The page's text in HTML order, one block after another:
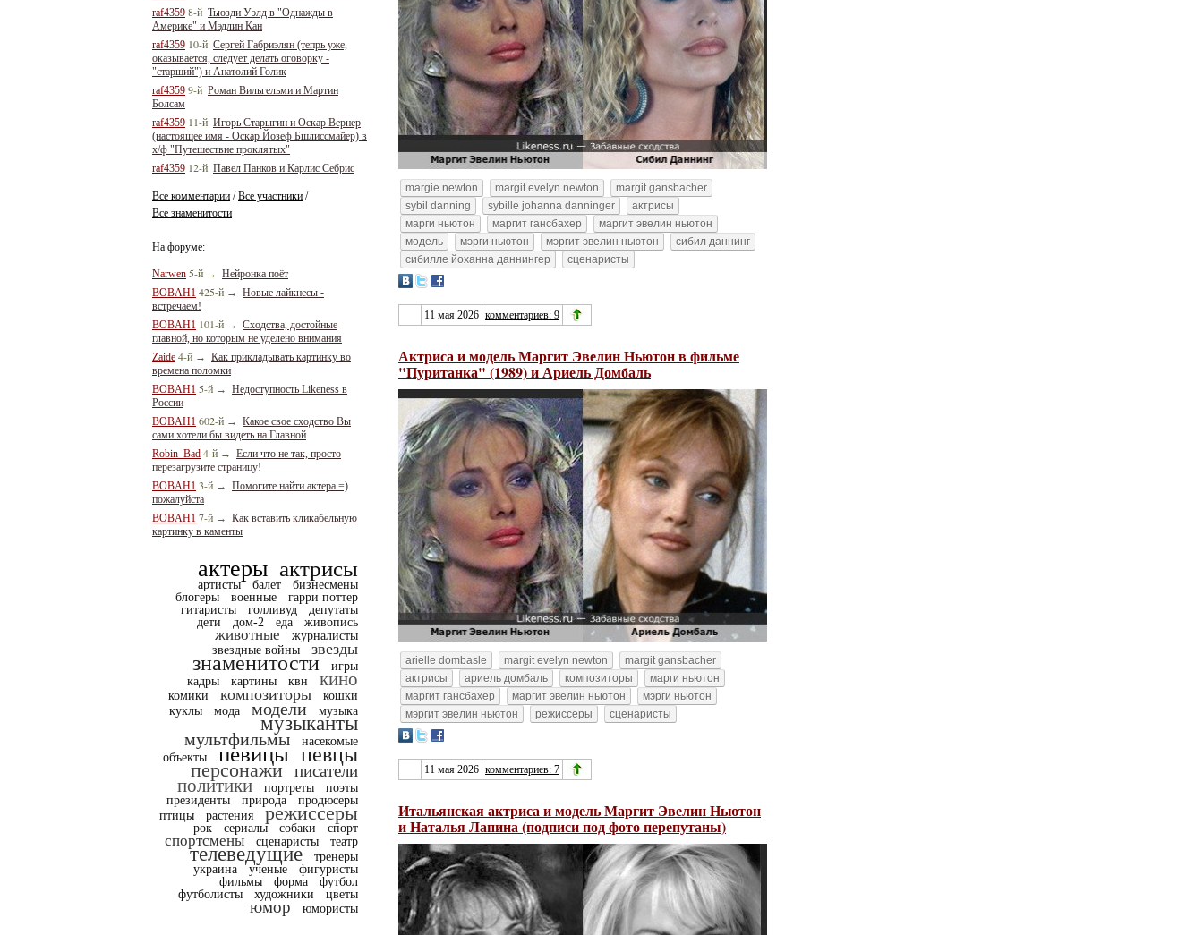
raf4359 8-й Тьюзди Уэлд в "Однажды в
Америке" и Мэдлин Кан
raf4359 10-й Сергей Габриэлян (тепрь уже,
оказывается, следует делать оговорку -
"старший") и Анатолий Голик
raf4359 9-й Роман Вильгельми и Мартин
Болсам
raf4359 11-й Игорь Старыгин и Оскар Вернер
(настоящее имя - Оскар Йозеф Бшлиссмайер) в
х/ф "Путешествие проклятых"
raf4359 12-й Павел Панков и Карлис Себрис
Все комментарии /Все участники /
Все знаменитости
На форуме:
Narwen 5-й → Нейронка поёт
BOBAH1 425-й → Новые лайкнесы -
встречаем!
BOBAH1 101-й → Сходства, достойные
главной, но которым не уделено внимания
Zaide 4-й → Как прикладывать картинку во
времена поломки
BOBAH1 5-й → Недоступность Likeness в
России
BOBAH1 602-й → Какое свое сходство Вы
сами хотели бы видеть на Главной
Robin_Bad 4-й → Если что не так, просто
перезагрузите страницу!
BOBAH1 3-й → Помогите найти актера =)
пожалуйста
BOBAH1 7-й → Как вставить кликабельную
картинку в каменты
актеры актрисы
артисты балет
бизнесмены
блогеры
военные
гарри поттер
гитаристы
голливуд
депутаты
дети
дом-2 еда живопись
животные
журналисты
звездные войны
звезды
знаменитости
игры
кадры
картины квн кино
комики композиторы
кошки
куклы
мода модели музыка
музыканты
мультфильмы
насекомые
объекты
певицы певцы
персонажи писатели
политики портреты
поэты
президенты
природа
продюсеры
птицы
растения режиссеры
рок сериалы собаки спорт
спортсмены сценаристы театр
телеведущие
тренеры
украина
ученые
фигуристы
фильмы
форма
футбол
футболисты
художники цветы
юмор юмористы
margie newton margit evelyn newton
margit gansbacher
sybil danning
sybille johanna danninger
актрисы
марги ньютон
маргит гансбахер
маргит эвелин ньютон
модель
мэрги ньютон мэргит эвелин ньютон
сибил даннинг
сибилле йоханна даннингер
сценаристы
11 мая 2026 комментариев: 9
Актриса и модель Маргит Эвелин Ньютон в фильме
"Пуританка" (1989) и Ариель Домбаль
arielle dombasle margit evelyn newton
margit gansbacher
актрисы
ариель домбаль композиторы
марги ньютон
маргит гансбахер
маргит эвелин ньютон
мэрги ньютон
мэргит эвелин ньютон
режиссеры сценаристы
11 мая 2026 комментариев: 7
Итальянская актриса и модель Маргит Эвелин Ньютон
и Наталья Лапина (подписи под фото перепутаны)